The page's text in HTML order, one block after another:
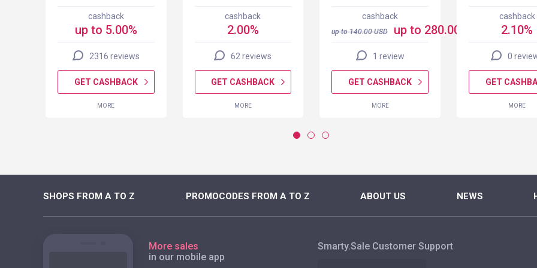
cashback
up to 5.00%
2316 reviews
GET CASHBACK
MORE
cashback
2.00%
62 reviews
GET CASHBACK
MORE
cashback
up to140.00USD up to 280.00 USD
1 review
GET CASHBACK
MORE
cashback
2.10%
0
GET
MORE
SHOPS FROM A TO Z PROMOCODES FROM A TO Z ABOUT US NEWS
More sales
in our mobile app
Smarty.Sale Customer Support